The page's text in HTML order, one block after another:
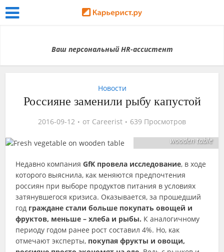
Ваш персональный HR-ассистент
Новости
Россияне заменили рыбу капустой
2016-09-12 от Careerist
639 Просмотров
wooden table
Недавно компания GfK провела исследование, в ходе
которого выяснила, как меняются предпочтения
россиян при выборе продуктов питания в условиях
затянувшегося кризиса. Оказывается, за прошедший
год граждане стали больше покупать овощей и
фруктов, меньше – хлеба и рыбы. К аналогичному
периоду годом ранее рост составил 4%. Но, как
отмечают эксперты, покупая фрукты и овощи,